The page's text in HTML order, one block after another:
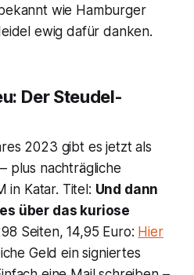
wie Hamburger
ewig dafür danken.
Der Steudel-
2023 gibt es jetzt als
plus nachträgliche
in Katar. Titel: Und dann
über das kuriose
Seiten, 14,95 Euro: Hier
Geld ein signiertes